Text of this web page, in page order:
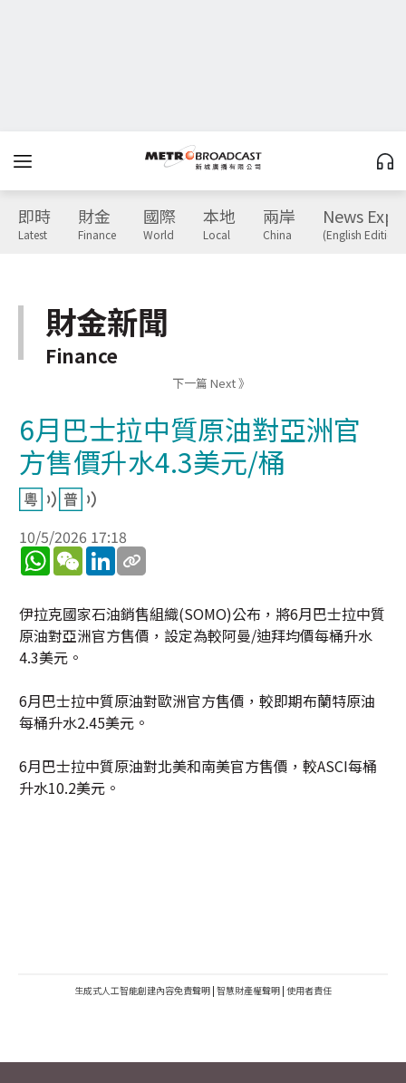
即時
Latest
財金
Finance
國際
World
本地
Local
兩岸
China
News
(English Edition)
財金新聞
Finance
下一篇 Next 》
6月巴士拉中質原油對亞洲官
方售價升水4.3美元/桶
10/5/2026 17:18
WhatsApp
WeChatLinkedIn
伊拉克國家石油銷售組織(SOMO)公布，將6月巴士拉中質
原油對亞洲官方售價，設定為較阿曼/迪拜均價每桶升水
4.3美元。
6月巴士拉中質原油對歐洲官方售價，較即期布蘭特原油
每桶升水2.45美元。
6月巴士拉中質原油對北美和南美官方售價，較ASCI每桶
升水10.2美元。
生成式人工智能創建內容免責聲明 | 智慧財產權聲明 | 使用者責任